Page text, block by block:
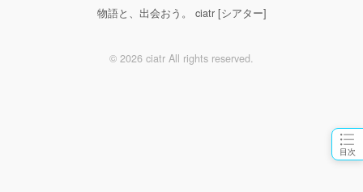
目次
物語と、出会おう。 ciatr [シアター]
© 2026 ciatr All rights reserved.